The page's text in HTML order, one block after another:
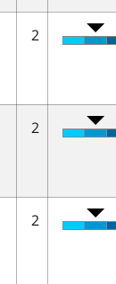
2
2
2